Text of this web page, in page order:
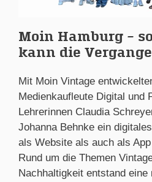
Moin Hamburg –
kann die
Mit Moin Vintage
Medienkaufleute Digital und
Lehrerinnen Claudia
Johanna Behnke ein
als Website als auch als
Rund um die Themen
Nachhaltigkeit entstand eine